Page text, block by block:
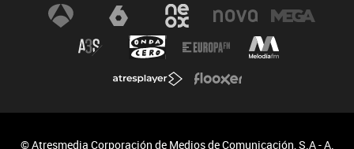
© Atresmedia Corporación de Medios de Comunicación, S.A - A.